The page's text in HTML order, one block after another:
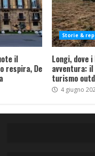
il
respira, De
Storie &
Longi, dove
avventura:
turismo
4 giugno